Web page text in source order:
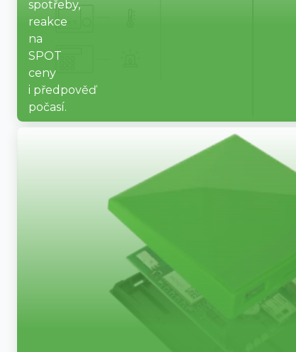
spotřeby,
reakce
na
SPOT
ceny
i předpověď
počasí.